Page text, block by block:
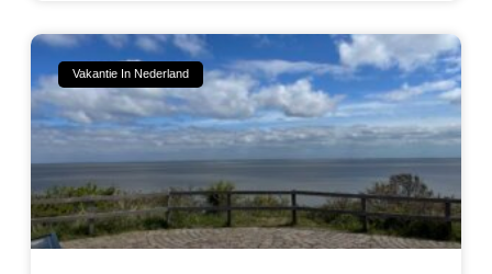
Vakantie In Nederland